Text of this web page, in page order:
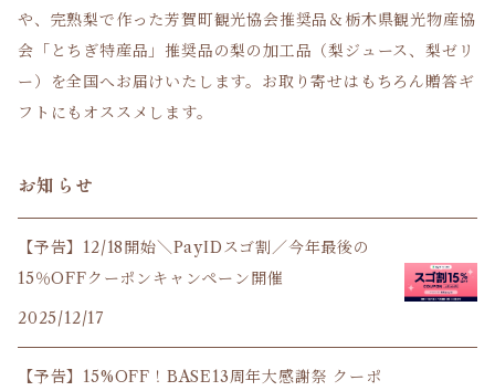
や、完熟梨で作った芳賀町観光協会推奨品＆栃木県観光物産協
会「とちぎ特産品」推奨品の梨の加工品（梨ジュース、梨ゼリ
ー）を全国へお届けいたします。お取り寄せはもちろん贈答ギ
フトにもオススメします。
お知らせ
【予告】12/18開始＼PayIDスゴ割／今年最後の
15％OFFクーポンキャンペーン開催
2025/12/17
【予告】15%OFF！BASE13周年大感謝祭 クーポ